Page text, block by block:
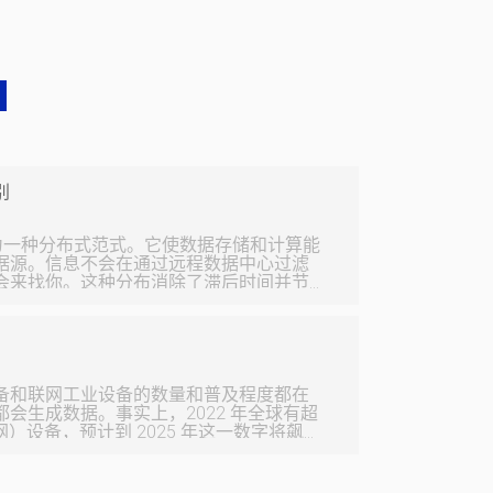
种分布式范式。它使数据存储和计算能
源。信息不会在通过远程数据中心过滤
来找你。这种分布消除了滞后时间并节
运行应用程序，而不是集中式云或数
效地满足计
数
和联网工业设备的数量和普及程度都在
会生成数据。事实上，2022 年全球有超
设备，预计到 2025 年这一数字将飙升